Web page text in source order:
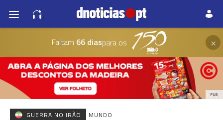
Faltam 66 diaspara os ×
PUB
GUERRA NO IRÃO MUNDO